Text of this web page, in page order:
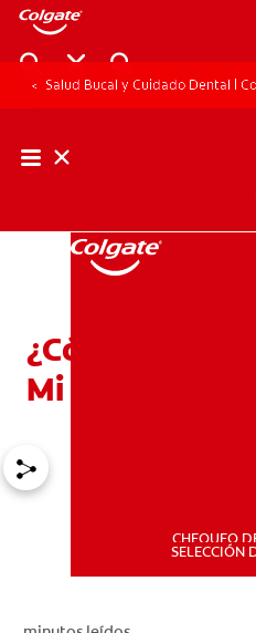
CHEQUEO
SELECCIÓN
Salud Bucal y Cuidado Dental |
¿Cómo Cuido
Mi Niño